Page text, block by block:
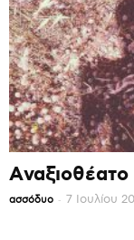
Αναξιοθέατο
ασσόδυο - 7 Ιουλίου